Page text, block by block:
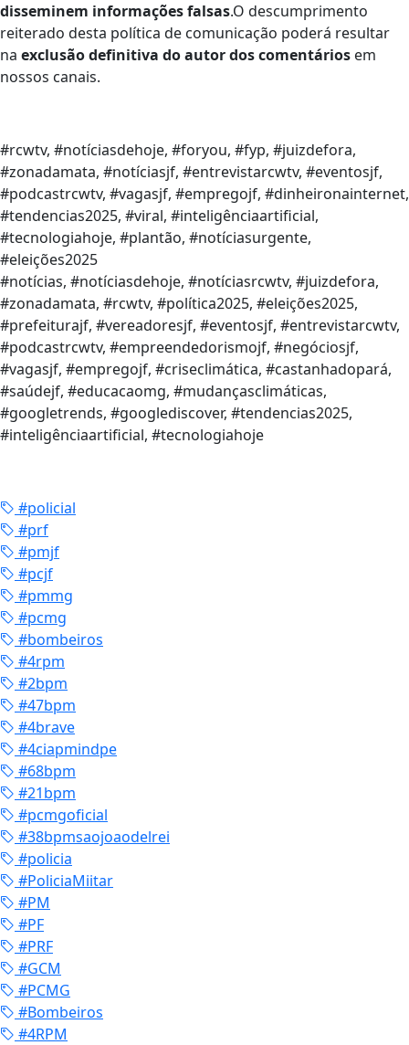
disseminem informações falsas.O descumprimento
reiterado desta política de comunicação poderá resultar
na exclusão definitiva do autor dos comentários em
nossos canais.
#rcwtv, #notíciasdehoje, #foryou, #fyp, #juizdefora,
#zonadamata, #notíciasjf, #entrevistarcwtv, #eventosjf,
#podcastrcwtv, #vagasjf, #empregojf, #dinheironainternet,
#tendencias2025, #viral, #inteligênciaartificial,
#tecnologiahoje, #plantão, #notíciasurgente,
#eleições2025
#notícias, #notíciasdehoje, #notíciasrcwtv, #juizdefora,
#zonadamata, #rcwtv, #política2025, #eleições2025,
#prefeiturajf, #vereadoresjf, #eventosjf, #entrevistarcwtv,
#podcastrcwtv, #empreendedorismojf, #negóciosjf,
#vagasjf, #empregojf, #criseclimática, #castanhadopará,
#saúdejf, #educacaomg, #mudançasclimáticas,
#googletrends, #googlediscover, #tendencias2025,
#inteligênciaartificial, #tecnologiahoje
#policial
#prf
#pmjf
#pcjf
#pmmg
#pcmg
#bombeiros
#4rpm
#2bpm
#47bpm
#4brave
#4ciapmindpe
#68bpm
#21bpm
#pcmgoficial
#38bpmsaojoaodelrei
#policia
#PoliciaMiitar
#PM
#PF
#PRF
#GCM
#PCMG
#Bombeiros
#4RPM